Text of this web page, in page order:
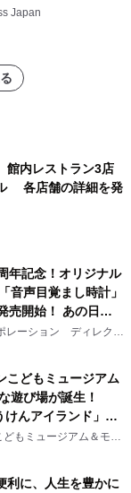
スジム＞
Japan
館内レストラン3店
各店舗の詳細を発
年記念！オリジナル
音声目覚まし時計」
売開始！ あの日の
レーション ディレクト
こどもミュージアム
遊び場が誕生！
けんアイランド」が
もミュージアム＆モー
利に、人生を豊かに